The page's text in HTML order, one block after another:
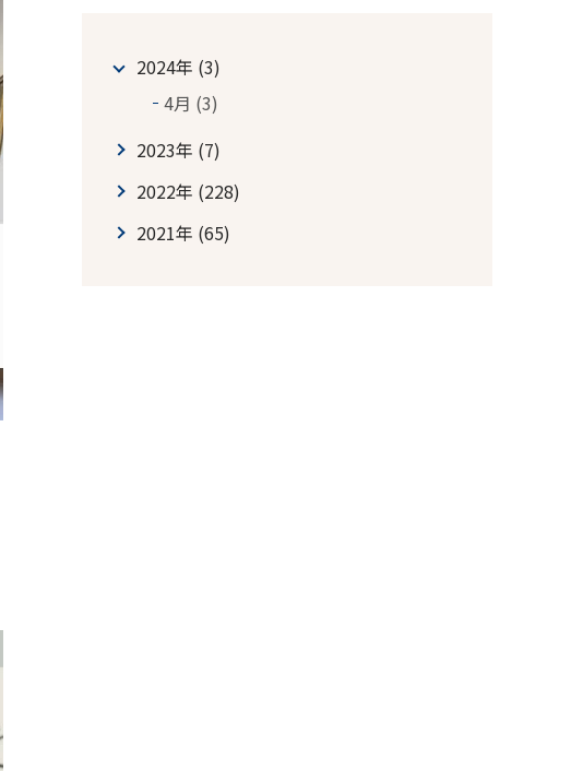
2024年 (3)
4月 (3)
2023年 (7)
2022年 (228)
2021年 (65)